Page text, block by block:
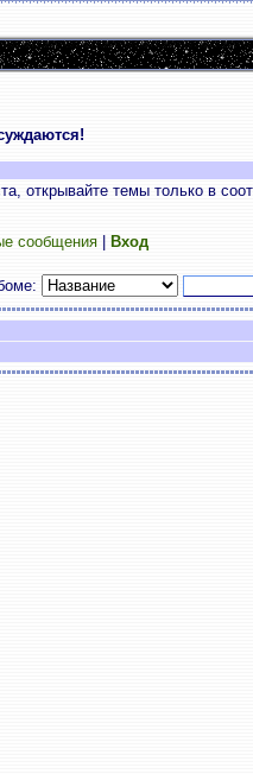
открывайте темы только в
сообщения| Вход